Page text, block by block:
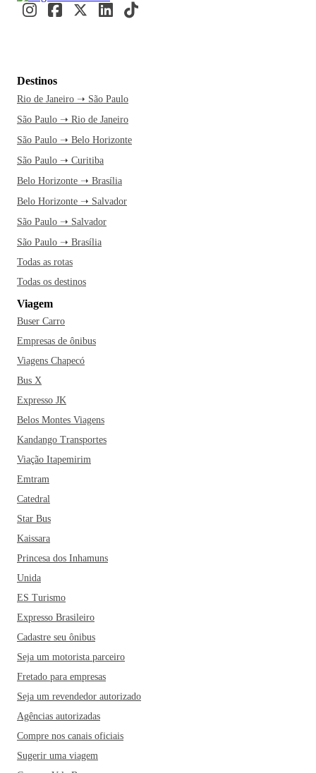
Destinos
Rio de Janeiro ➝ São Paulo
São Paulo ➝ Rio de Janeiro
São Paulo ➝ Belo Horizonte
São Paulo ➝ Curitiba
Belo Horizonte ➝ Brasília
Belo Horizonte ➝ Salvador
São Paulo ➝ Salvador
São Paulo ➝ Brasília
Todas as rotas
Todas os destinos
Viagem
Buser Carro
Empresas de ônibus
Viagens Chapecó
Bus X
Expresso JK
Belos Montes Viagens
Kandango Transportes
Viação Itapemirim
Emtram
Catedral
Star Bus
Kaissara
Princesa dos Inhamuns
Unida
ES Turismo
Expresso Brasileiro
Cadastre seu ônibus
Seja um motorista parceiro
Fretado para empresas
Seja um revendedor autorizado
Agências autorizadas
Compre nos canais oficiais
Sugerir uma viagem